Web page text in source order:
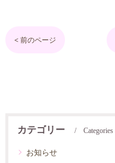
< 前のページ
カテゴリー Categories
お知らせ